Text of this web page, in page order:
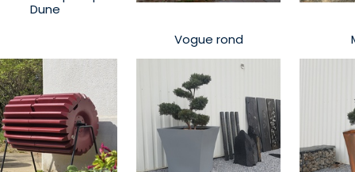
Dune
Vogue rond